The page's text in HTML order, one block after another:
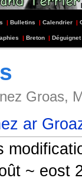
| Bulletins | Calendrier |
| Breton | Déguignet
Groas,
ar
~ eost